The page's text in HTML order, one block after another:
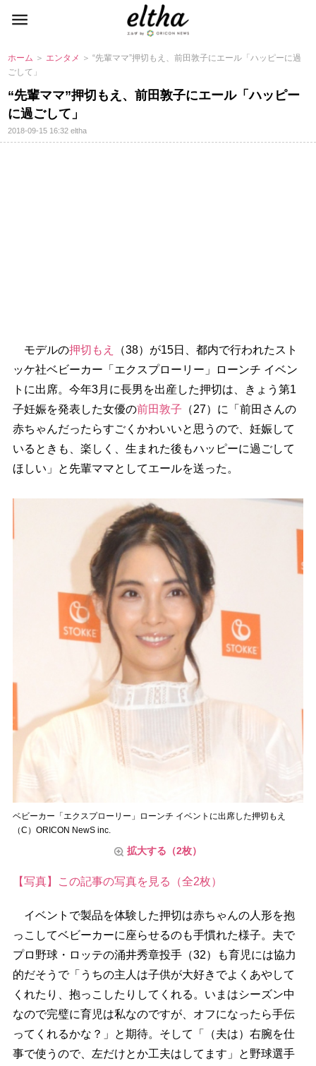
ホーム ＞ エンタメ ＞ “先輩ママ”押切もえ、前田敦子にエール「ハッピーに過
ごして」
“先輩ママ”押切もえ、前田敦子にエール「ハッピー
に過ごして」
2018-09-15 16:32eltha
モデルの押切もえ
（38）が15日、都内で行われたスト
ッケ社ベビーカー「エクスプローリー」ローンチ イベン
トに出席。今年3月に長男を出産した押切は、きょう第1
子妊娠を発表した女優の前田敦子 （27）に「前田さんの
赤ちゃんだったらすごくかわいいと思うので、妊娠して
いるときも、楽しく、生まれた後もハッピーに過ごして
ほしい」と先輩ママとしてエールを送った。
ベビーカー「エクスプローリー」ローンチ イベントに出席した押切もえ
（C）ORICON NewS inc.
拡大する（2枚）
【写真】この記事の写真を見る（全2枚）
イベントで製品を体験した押切は赤ちゃんの人形を抱
っこしてベビーカーに座らせるのも手慣れた様子。夫で
プロ野球・ロッテの涌井秀章投手（32）も育児には協力
的だそうで「うちの主人は子供が大好きでよくあやして
くれたり、抱っこしたりしてくれる。いまはシーズン中
なので完璧に育児は私なのですが、オフになったら手伝
ってくれるかな？」と期待。そして「（夫は）右腕を仕
事で使うので、左だけとか工夫はしてます」と野球選手